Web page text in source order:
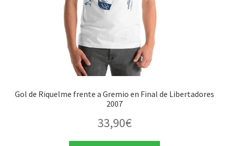
Gol de Riquelme frente a Gremio en Final de Libertadores
2007
33,90€